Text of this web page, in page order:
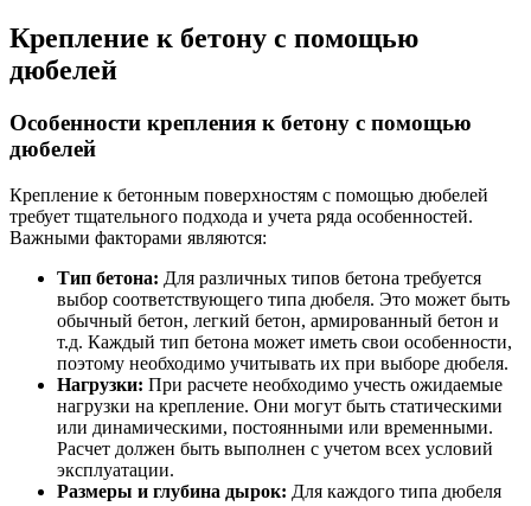
Крепление к бетону с помощью
дюбелей
Особенности крепления к бетону с помощью
дюбелей
Крепление к бетонным поверхностям с помощью дюбелей
требует тщательного подхода и учета ряда особенностей.
Важными факторами являются:
Тип бетона: Для различных типов бетона требуется
выбор соответствующего типа дюбеля. Это может быть
обычный бетон, легкий бетон, армированный бетон и
т.д. Каждый тип бетона может иметь свои особенности,
поэтому необходимо учитывать их при выборе дюбеля.
Нагрузки: При расчете необходимо учесть ожидаемые
нагрузки на крепление. Они могут быть статическими
или динамическими, постоянными или временными.
Расчет должен быть выполнен с учетом всех условий
эксплуатации.
Размеры и глубина дырок: Для каждого типа дюбеля